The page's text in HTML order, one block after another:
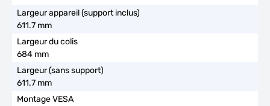
611.7 mm
684 mm
611.7 mm